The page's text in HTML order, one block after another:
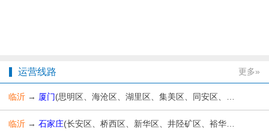
运营线路 更多»
临沂 → 厦门(思明区、海沧区、湖里区、集美区、同安区、翔安区)
临沂 →石家庄(长安区、桥西区、新华区、井陉矿区、裕华区、藁城区、鹿泉区、栾城区、井陉县、正定县、行唐县、灵寿县、高邑县、深泽县、赞皇县、无极县、平山县、元氏县、赵县、辛集市、晋州市、新乐市)